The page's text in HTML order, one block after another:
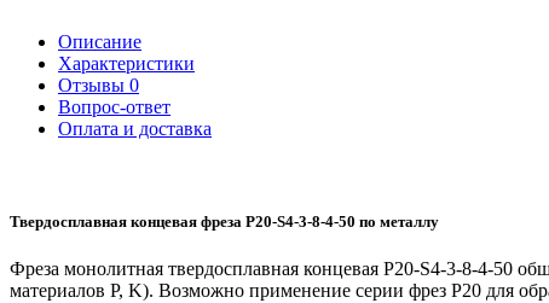
Описание
Характеристики
Отзывы 0
Вопрос-ответ
Оплата и доставка
Твердосплавная концевая фреза P20-S4-3-8-4-50 по металлу
Фреза монолитная твердосплавная концевая P20-S4-3-8-4-50
материалов P, K). Возможно применение серии фрез P20 для